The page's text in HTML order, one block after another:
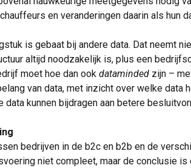
en veranderingen daarin als hun
is gebaat bij andere data. Dat neemt
altijd noodzakelijk is, plus een
moet hoe dan ook dataminded zijn –
van data, met inzicht over welke data
kunnen bijdragen aan betere
bedrijven in de b2c en b2b en de
niet compleet, maar de conclusie is